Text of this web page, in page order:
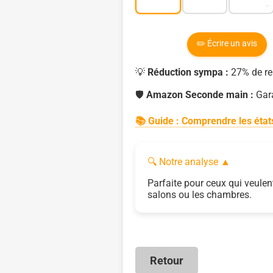
✏️ Écrire un avis
💡 Réduction sympa : 27% de
🛡️ Amazon Seconde main :
📚 Guide : Comprendre les
🔍 Notre analyse ▲
Parfaite pour ceux qui
salons ou les chambres.
Retour